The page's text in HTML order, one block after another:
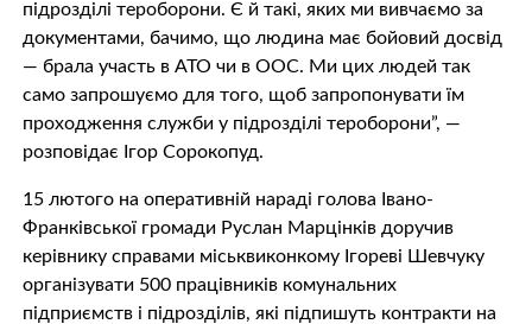
підрозділі тероборони. Є й такі, яких ми вивчаємо за
документами, бачимо, що людина має бойовий досвід
— брала участь в АТО чи в ООС. Ми цих людей так
само запрошуємо для того, щоб запропонувати їм
проходження служби у підрозділі тероборони”, —
розповідає Ігор Сорокопуд.
15 лютого на оперативній нараді голова Івано-
Франківської громади Руслан Марцінків доручив
керівнику справами міськвиконкому Ігореві Шевчуку
організувати 500 працівників комунальних
підприємств і підрозділів, які підпишуть контракти на